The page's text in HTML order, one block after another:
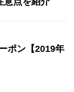
ポン【2019年